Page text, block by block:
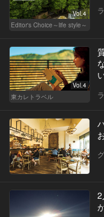
Vol.4
Editor's Choice～life style～
Vol.4
東カレトラベル
2